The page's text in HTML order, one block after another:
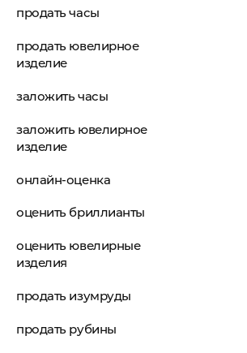
продать часы
продать ювелирное
изделие
заложить часы
заложить ювелирное
изделие
онлайн-оценка
оценить бриллианты
оценить ювелирные
изделия
продать изумруды
продать рубины